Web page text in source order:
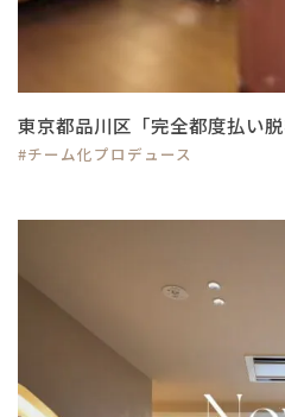
東京都品川区「完全都度払い脱
#チーム化プロデュース